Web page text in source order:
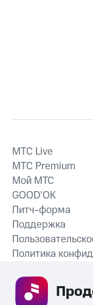
MTС Live
MTС Premium
Мой МТС
GOOD’OK
Питч-форма
Поддержка
Политика